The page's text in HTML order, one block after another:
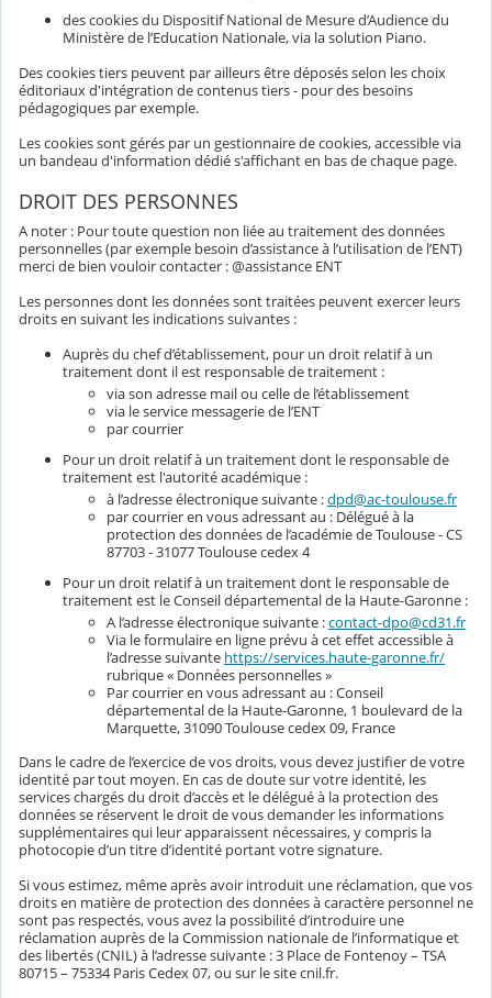
des cookies du Dispositif National de Mesure d’Audience du
Ministère de l’Education Nationale, via la solution Piano.
Des cookies tiers peuvent par ailleurs être déposés selon les choix
éditoriaux d'intégration de contenus tiers - pour des besoins
pédagogiques par exemple.
Les cookies sont gérés par un gestionnaire de cookies, accessible via
un bandeau d'information dédié s'affichant en bas de chaque page.
DROIT DES PERSONNES
A noter : Pour toute question non liée au traitement des données
personnelles (par exemple besoin d’assistance à l’utilisation de l’ENT)
merci de bien vouloir contacter : @assistance ENT
Les personnes dont les données sont traitées peuvent exercer leurs
droits en suivant les indications suivantes :
Auprès du chef d’établissement, pour un droit relatif à un
traitement dont il est responsable de traitement :
via son adresse mail ou celle de l’établissement
via le service messagerie de l’ENT
par courrier
Pour un droit relatif à un traitement dont le responsable de
traitement est l'autorité académique :
à l’adresse électronique suivante :dpd@ac-toulouse.fr
par courrier en vous adressant au : Délégué à la
protection des données de l’académie de Toulouse - CS
87703 - 31077 Toulouse cedex 4
Pour un droit relatif à un traitement dont le responsable de
traitement est le Conseil départemental de la Haute-Garonne :
A l’adresse électronique suivante :contact-dpo@cd31.fr
Via le formulaire en ligne prévu à cet effet accessible à
l’adresse suivante https://services.haute-garonne.fr/
rubrique « Données personnelles »
Par courrier en vous adressant au : Conseil
départemental de la Haute-Garonne, 1 boulevard de la
Marquette, 31090 Toulouse cedex 09, France
Dans le cadre de l’exercice de vos droits, vous devez justifier de votre
identité par tout moyen. En cas de doute sur votre identité, les
services chargés du droit d’accès et le délégué à la protection des
données se réservent le droit de vous demander les informations
supplémentaires qui leur apparaissent nécessaires, y compris la
photocopie d’un titre d’identité portant votre signature.
Si vous estimez, même après avoir introduit une réclamation, que vos
droits en matière de protection des données à caractère personnel ne
sont pas respectés, vous avez la possibilité d’introduire une
réclamation auprès de la Commission nationale de l’informatique et
des libertés (CNIL) à l’adresse suivante : 3 Place de Fontenoy – TSA
80715 – 75334 Paris Cedex 07, ou sur le site cnil.fr.